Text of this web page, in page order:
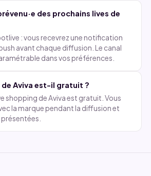
des prochains lives de
: vous recevrez une notification
avant chaque diffusion. Le canal
dans vos préférences.
de Aviva est-il gratuit ?
shopping de Aviva est gratuit. Vous
la marque pendant la diffusion et